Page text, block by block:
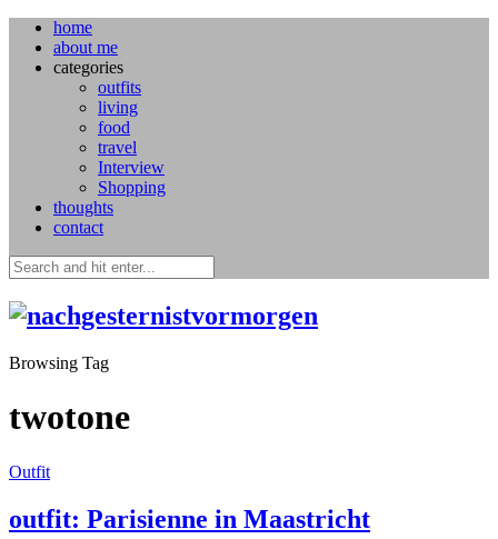
home
about me
categories
outfits
living
food
travel
Interview
Shopping
thoughts
contact
Browsing Tag
twotone
Outfit
outfit: Parisienne in Maastricht